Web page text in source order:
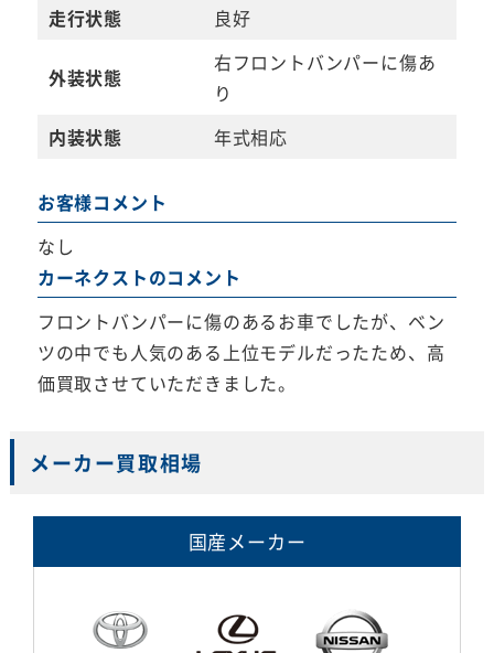
走行状態
良好
外装状態
右フロントバンパーに傷あ
り
内装状態
年式相応
お客様コメント
なし
カーネクストのコメント
フロントバンパーに傷のあるお車でしたが、ベン
ツの中でも人気のある上位モデルだったため、高
価買取させていただきました。
メーカー買取相場
国産メーカー